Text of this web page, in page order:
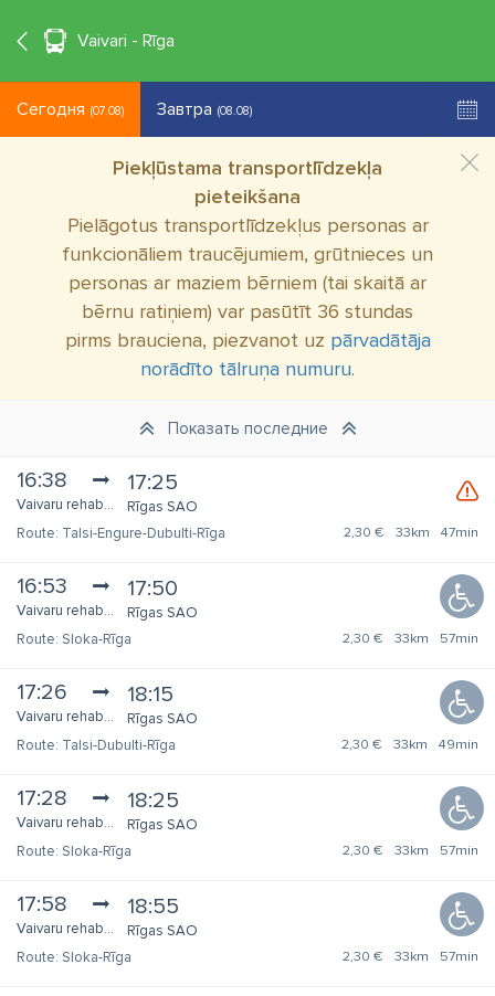
Сегодня (07.08) Завтра (08.08)
Piekļūstama transportlīdzekļa
pieteikšana
Pielāgotus transportlīdzekļus personas ar
funkcionāliem traucējumiem, grūtnieces un
personas ar maziem bērniem (tai skaitā ar
bērnu ratiņiem) var pasūtīt 36 stundas
pirms brauciena, piezvanot uz pārvadātāja
norādīto tālruņa numuru.
Vaivari - Rīga
Показать последние
16:38
Vaivaru rehabilitācijas centrs
17:25
Rīgas SAO
Talsi-Engure-Dubulti-Rīga
2,30 € 33km 47min
16:53
Vaivaru rehabilitācijas centrs
17:50
Rīgas SAO
Sloka-Rīga
2,30 € 33km 57min
17:26
Vaivaru rehabilitācijas centrs
18:15
Rīgas SAO
Talsi-Dubulti-Rīga
2,30 € 33km 49min
17:28
Vaivaru rehabilitācijas centrs
18:25
Rīgas SAO
Sloka-Rīga
2,30 € 33km 57min
17:58
Vaivaru rehabilitācijas centrs
18:55
Rīgas SAO
Sloka-Rīga
2,30 € 33km 57min